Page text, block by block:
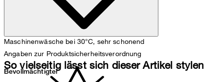
Maschinenwäsche bei 30°C, sehr schonend
Angaben zur Produktsicherheitsverordnung
Bevollmächtigter
So vielseitig lässt sich dieser Artikel stylen